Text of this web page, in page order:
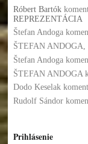
Róbert Bartók
REPREZENTÁCIA
Štefan Andoga
ŠTEFAN ANDOGA,
Štefan Andoga
ŠTEFAN ANDOGA
Dodo Keselak
Rudolf Sándor
Prihlásenie